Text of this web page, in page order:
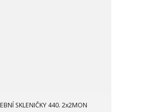
SKLENIČKY 440. 2x2MON